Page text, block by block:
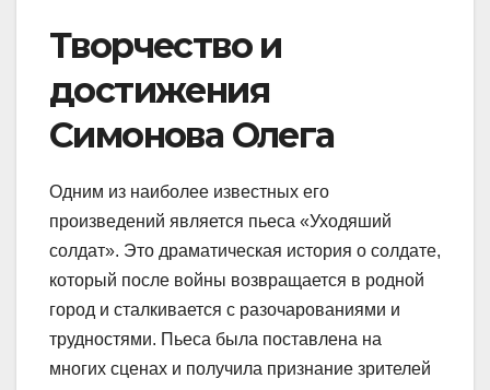
Творчество и
достижения
Симонова Олега
Одним из наиболее известных его
произведений является пьеса «Уходяший
солдат». Это драматическая история о солдате,
который после войны возвращается в родной
город и сталкивается с разочарованиями и
трудностями. Пьеса была поставлена на
многих сценах и получила признание зрителей